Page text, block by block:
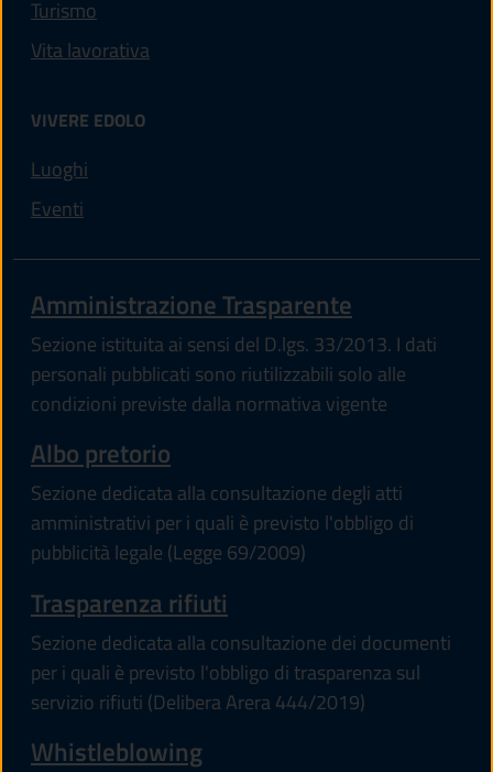
Turismo
Vita lavorativa
VIVERE EDOLO
Luoghi
Eventi
Amministrazione Trasparente
Sezione istituita ai sensi del D.lgs. 33/2013. I dati
personali pubblicati sono riutilizzabili solo alle
condizioni previste dalla normativa vigente
Albo pretorio
Sezione dedicata alla consultazione degli atti
amministrativi per i quali è previsto l'obbligo di
pubblicità legale (Legge 69/2009)
Trasparenza rifiuti
Sezione dedicata alla consultazione dei documenti
per i quali è previsto l'obbligo di trasparenza sul
servizio rifiuti (Delibera Arera 444/2019)
Whistleblowing